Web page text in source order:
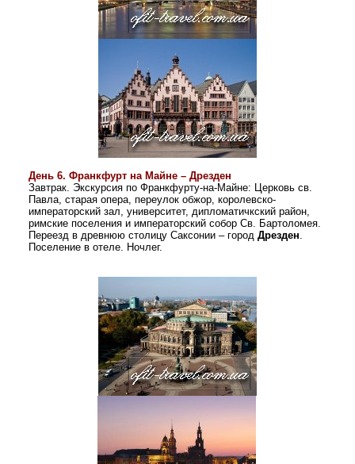
День 6. Франкфурт на Майне – Дрезден
Завтрак. Экскурсия по Франкфурту-на-Майне: Церковь св.
Павла, старая опера, переулок обжор, королевско-
императорский зал, университет, дипломатичкский район,
римские поселения и императорский собор Св. Бартоломея.
Переезд в древнюю столицу Саксонии – город Дрезден.
Поселение в отеле. Ночлег.